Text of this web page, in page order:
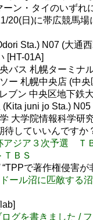
ン・タイのいずれ
20(日)に帯広競馬
Sta.) N07 (大通
[HT-01A]
バス 札幌ターミナ
ー 札幌中央店 (中
ブン 中央区地下鉄
(Kita juni jo Sta.)
大学院情報科学研
待していいんです
アジア３次予選 Ｔ
ＴＢＳ
“TPPで著作権侵害
ール沼に匹敵する
グを書きました /